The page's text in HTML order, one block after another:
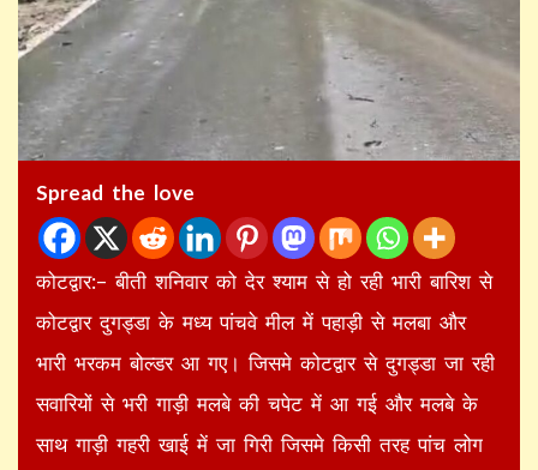
Spread the love
कोटद्वार:– बीती शनिवार को देर श्याम से हो रही भारी बारिश से
कोटद्वार दुगड्डा के मध्य पांचवे मील में पहाड़ी से मलबा और
भारी भरकम बोल्डर आ गए। जिसमे कोटद्वार से दुगड्डा जा रही
सवारियों से भरी गाड़ी मलबे की चपेट में आ गई और मलबे के
साथ गाड़ी गहरी खाई में जा गिरी जिसमे किसी तरह पांच लोग